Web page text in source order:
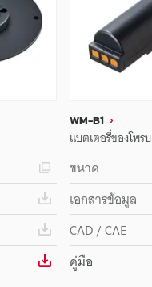
WM-B1
แบตเตอรี่ของโพรบ
ขนาด
เอกสารข้อมูล
CAD / CAE
คู่มือ